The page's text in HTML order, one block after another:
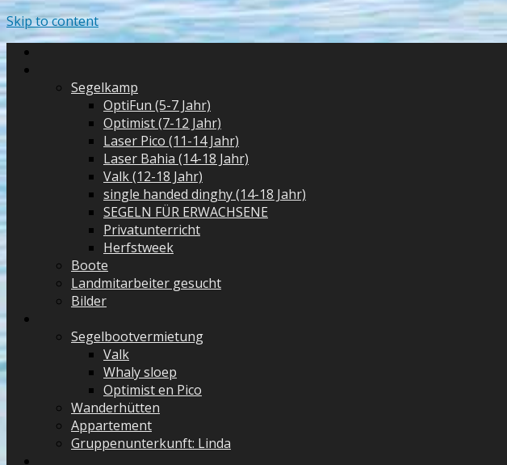
Skip to content
Segelkamp
OptiFun (5-7 Jahr)
Optimist (7-12 Jahr)
Laser Pico (11-14 Jahr)
Laser Bahia (14-18 Jahr)
Valk (12-18 Jahr)
single handed dinghy (14-18 Jahr)
SEGELN FÜR ERWACHSENE
Privatunterricht
Herfstweek
Boote
Landmitarbeiter gesucht
Bilder
Segelbootvermietung
Valk
Whaly sloep
Optimist en Pico
Wanderhütten
Appartement
Gruppenunterkunft: Linda